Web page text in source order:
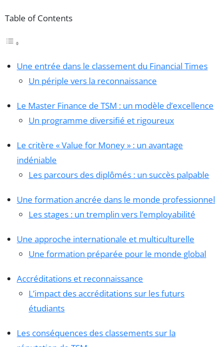
Table of Contents
Une entrée dans le classement du Financial Times
Un périple vers la reconnaissance
Le Master Finance de TSM : un modèle d’excellence
Un programme diversifié et rigoureux
Le critère « Value for Money » : un avantage
indéniable
Les parcours des diplômés : un succès palpable
Une formation ancrée dans le monde professionnel
Les stages : un tremplin vers l’employabilité
Une approche internationale et multiculturelle
Une formation préparée pour le monde global
Accréditations et reconnaissance
L’impact des accréditations sur les futurs
étudiants
Les conséquences des classements sur la